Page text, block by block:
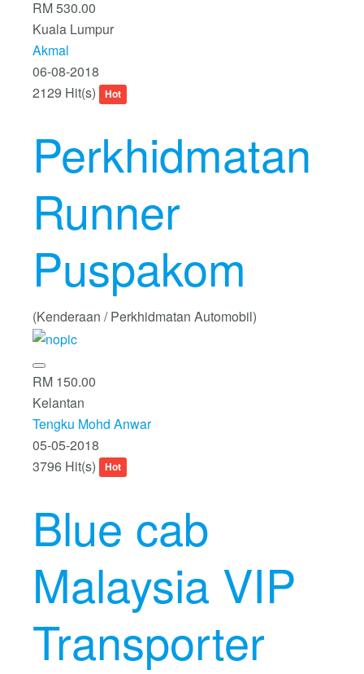
RM 530.00
Kuala Lumpur
Akmal
06-08-2018
2129 Hit(s)
Hot
Perkhidmatan
Runner
Puspakom
(Kenderaan / Perkhidmatan Automobil)
RM 150.00
Kelantan
Tengku Mohd Anwar
05-05-2018
3796 Hit(s)
Hot
Blue cab
Malaysia VIP
Transporter